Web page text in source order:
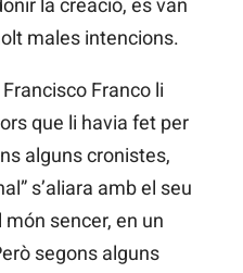
la creació, es van
males intencions.
Franco li
que li havia fet per
alguns cronistes,
s’aliara amb el seu
sencer, en un
segons alguns